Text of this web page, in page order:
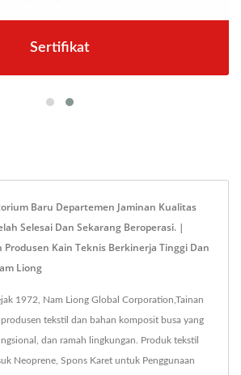
Sertifikat
Baru Departemen Jaminan Kualitas
Selesai Dan Sekarang Beroperasi. |
Produsen Kain Teknis Berkinerja Tinggi Dan
Liong
1972, Nam Liong Global Corporation,Tainan
tekstil dan bahan komposit busa yang
dan ramah lingkungan. Produk tekstil
Neoprene, Spons Karet untuk Penggunaan